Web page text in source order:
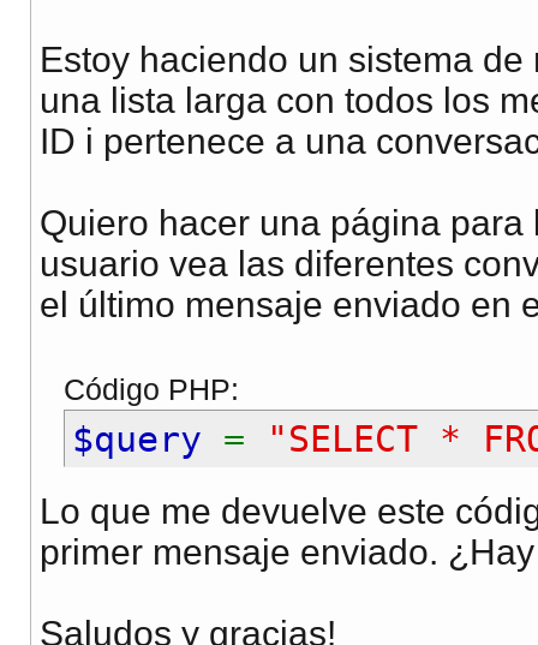
Estoy haciendo un sistema
una lista larga con todos los
ID i pertenece a una
Quiero hacer una página
usuario vea las diferentes
el último mensaje enviado en
Código PHP:
$query = "SELECT *
Lo que me devuelve este
primer mensaje enviado.
Saludos y gracias!